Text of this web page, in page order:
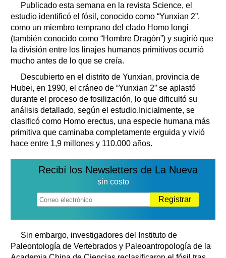
Teléfonos de urgencia
Publicado esta semana en la revista Science, el
estudio identificó el fósil, conocido como “Yunxian 2”,
como un miembro temprano del clado Homo longi
(también conocido como “Hombre Dragón”) y sugirió que
la división entre los linajes humanos primitivos ocurrió
mucho antes de lo que se creía.
Descubierto en el distrito de Yunxian, provincia de
Hubei, en 1990, el cráneo de “Yunxian 2” se aplastó
durante el proceso de fosilización, lo que dificultó su
análisis detallado, según el estudio.Inicialmente, se
clasificó como Homo erectus, una especie humana más
primitiva que caminaba completamente erguida y vivió
hace entre 1,9 millones y 110.000 años.
Recibí los Newsletters de La Nueva
sin costo
Registrar
Sin embargo, investigadores del Instituto de
Paleontología de Vertebrados y Paleoantropología de la